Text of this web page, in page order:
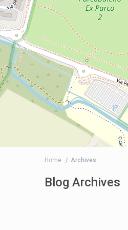
Home Archives
Blog Archives